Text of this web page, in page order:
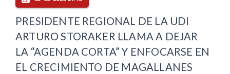
PRESIDENTE REGIONAL DE LA UDI
ARTURO STORAKER LLAMA A DEJAR
LA “AGENDA CORTA” Y ENFOCARSE EN
EL CRECIMIENTO DE MAGALLANES